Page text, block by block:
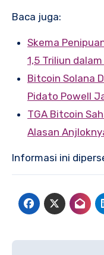
Baca juga:
Skema
1,5 Triliun
Bitcoin Solana
Pidato Powell
TGA Bitcoin
Alasan
Informasi ini